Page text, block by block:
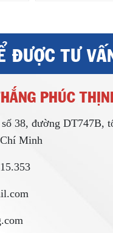
ĐƯỢC TƯ
PHÚC
38, đường DT747B,
Minh